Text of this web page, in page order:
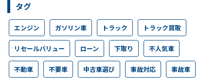
タグ
エンジン ガソリン車 トラック トラック買取
リセールバリュー ローン 下取り 不人気車
不動車 不要車 中古車選び 事故対応 事故車